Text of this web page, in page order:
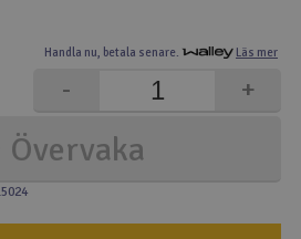
Handla nu, betala senare. Läs mer
Övervaka
+
-